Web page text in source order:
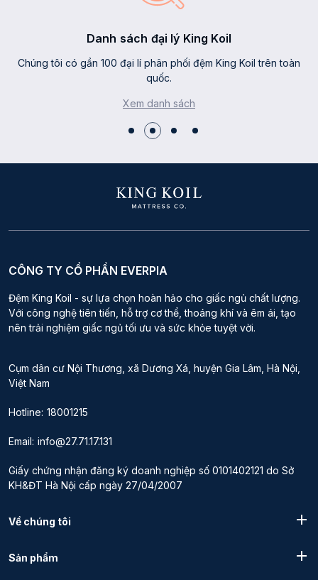
Danh sách đại lý King Koil
Chúng tôi có gần 100 đại lí phân phối đệm King Koil trên toàn
quốc.
Xem danh sách
CÔNG TY CỔ PHẦN EVERPIA
Đệm King Koil - sự lựa chọn hoàn hảo cho giấc ngủ chất lượng.
Với công nghệ tiên tiến, hỗ trợ cơ thể, thoáng khí và êm ái, tạo
nên trải nghiệm giấc ngủ tối ưu và sức khỏe tuyệt vời.
Cụm dân cư Nội Thương, xã Dương Xá, huyện Gia Lâm, Hà Nội,
Việt Nam
Hotline: 18001215
Email: info@27.71.17.131
Giấy chứng nhận đăng ký doanh nghiệp số 0101402121 do Sở
KH&ĐT Hà Nội cấp ngày 27/04/2007
Về chúng tôi
Sản phẩm